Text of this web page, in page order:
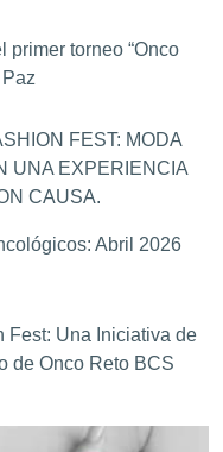
primer torneo “Onco
Paz
FEST: MODA
UNA EXPERIENCIA
CAUSA.
Abril 2026
Fest: Una Iniciativa de
de Onco Reto BCS